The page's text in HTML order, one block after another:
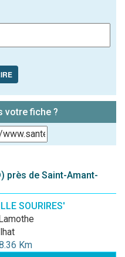
votre fiche ?
près de Saint-Amant-
SOURIRES'
Km